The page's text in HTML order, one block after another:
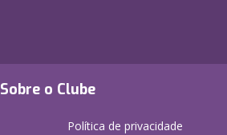
Sobre o Clube
Política de privacidade